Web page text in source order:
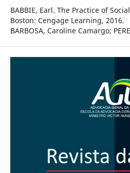
BABBIE, Earl. The Practice of
Boston: Cengage Learning, 2016.
BARBOSA, Caroline Camargo;